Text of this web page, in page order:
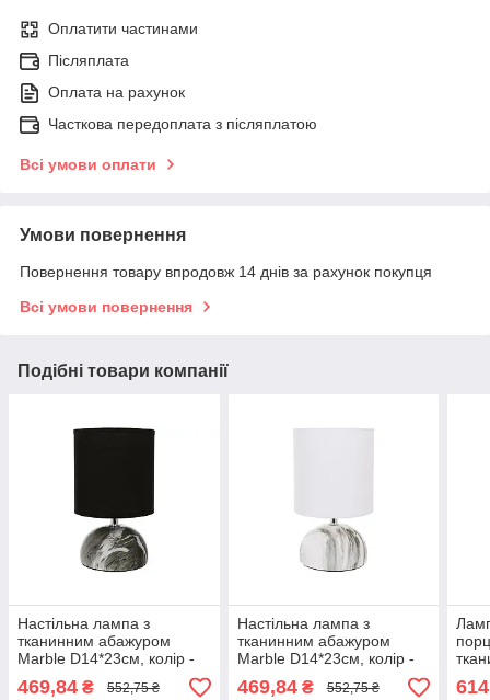
Оплатити частинами
Післяплата
Оплата на рахунок
Часткова передоплата з післяплатою
Всі умови оплати
Умови повернення
Повернення товару впродовж 14 днів за рахунок покупця
Всі умови повернення
Подібні товари компанії
Настільна лампа з
тканинним абажуром
Marble D14*23см, колір -
чорний
469,84 ₴ 552,75 ₴
Настільна лампа з
тканинним абажуром
Marble D14*23см, колір -
білий
469,84₴ 552,75 ₴